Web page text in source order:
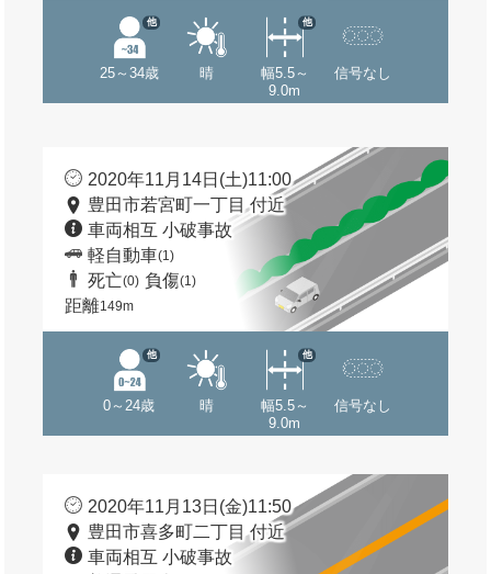
25～34歳
他
晴
幅5.5～
9.0m
他
信号なし
2020年11月14日(土)11:00
豊田市若宮町一丁目 付近
車両相互 小破事故
軽自動車(1)
死亡(0) 負傷(1)
距離149m
0～24歳
他
晴
幅5.5～
9.0m
他
信号なし
2020年11月13日(金)11:50
豊田市喜多町二丁目 付近
車両相互 小破事故